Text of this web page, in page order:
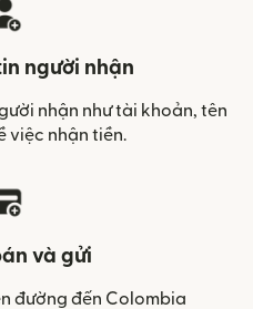
người nhận
nhận như tài khoản, tên
việc nhận tiền.
và gửi
đường đến Colombia